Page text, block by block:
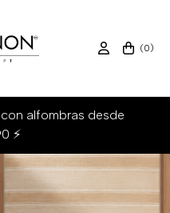
(0)
alfombras desde
⚡